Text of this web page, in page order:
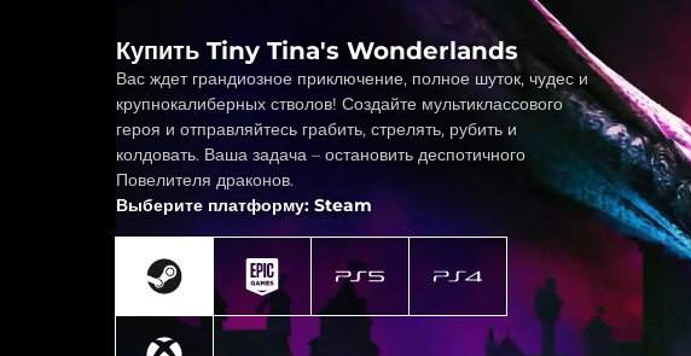
Купить Tiny Tina's Wonderlands
Вас ждет грандиозное приключение, полное шуток, чудес и
крупнокалиберных стволов! Создайте мультиклассового
героя и отправляйтесь грабить, стрелять, рубить и
колдовать. Ваша задача – остановить деспотичного
Повелителя драконов.
Выберите платформу: Steam